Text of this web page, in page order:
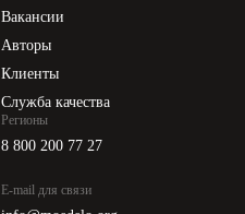
Вакансии
Авторы
Клиенты
Служба качества
Регионы
8 800 200 77 27
E-mail для связи